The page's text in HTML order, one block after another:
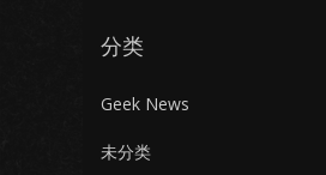
分类
Geek News
未分类